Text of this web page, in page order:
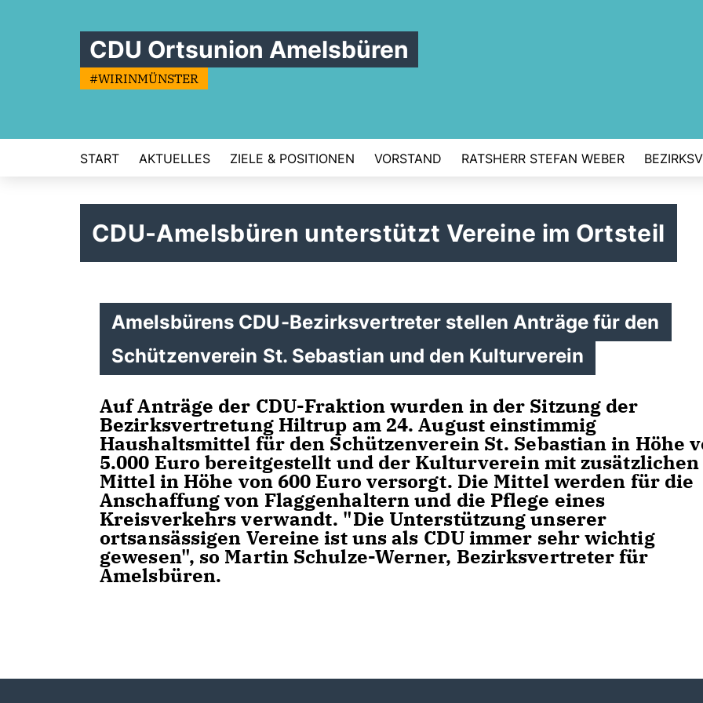
CDU Ortsunion Amelsbüren
#WIRINMÜNSTER
START AKTUELLES ZIELE & POSITIONEN VORSTAND RATSHERR STEFAN WEBER
CDU-Amelsbüren unterstützt Vereine im Ortsteil
Amelsbürens CDU-Bezirksvertreter stellen Anträge für den
Schützenverein St. Sebastian und den Kulturverein
Auf Anträge der CDU-Fraktion wurden in der Sitzung der
Bezirksvertretung Hiltrup am 24. August einstimmig
Haushaltsmittel für den Schützenverein St. Sebastian in Höhe
5.000 Euro bereitgestellt und der Kulturverein mit zusätzlichen
Mittel in Höhe von 600 Euro versorgt. Die Mittel werden für die
Anschaffung von Flaggenhaltern und die Pflege eines
Kreisverkehrs verwandt. "Die Unterstützung unserer
ortsansässigen Vereine ist uns als CDU immer sehr wichtig
gewesen", so Martin Schulze-Werner, Bezirksvertreter für
Amelsbüren.